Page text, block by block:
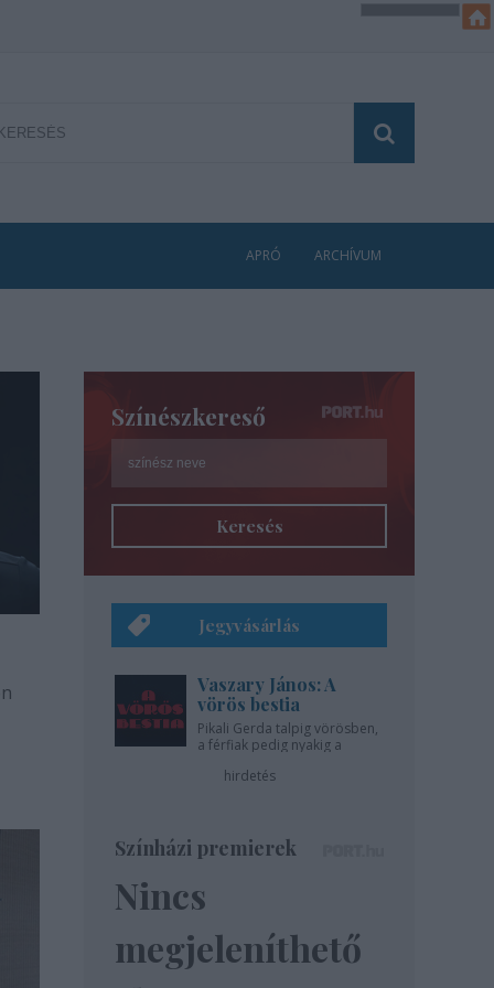
APRÓ ARCHÍVUM
Színészkereső
Keresés
Jegyvásárlás
Vaszary János: A
vörös bestia
Pikali Gerda talpig vörösben,
a férfiak pedig nyakig a
hirdetés
Színházi premierek
Nincs
megjeleníthető